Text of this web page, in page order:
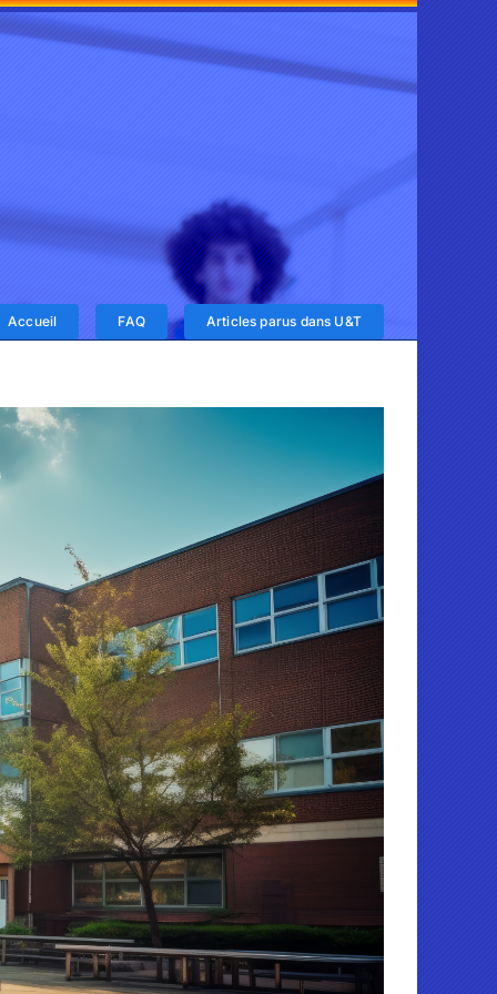
Accueil FAQ Articles parus dans U&T